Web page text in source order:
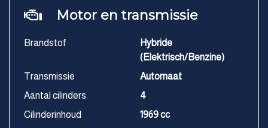
Motor en transmissie
Brandstof
Hybride
(Elektrisch/Benzine)
Transmissie
Automaat
Aantal cilinders
4
Cilinderinhoud
1969 cc